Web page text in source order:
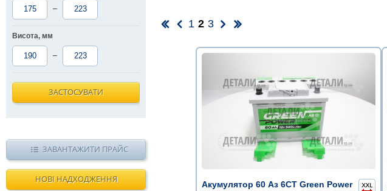
1 2 3
Акумулятор 60 Аз 6СТ Green Power
–
Висота, мм
–
ЗАСТОСУВАТИ
ЗАВАНТАЖИТИ ПРАЙС
НОВІ НАДХОДЖЕННЯ